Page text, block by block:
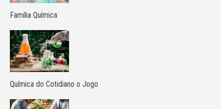
Família Química
Química do Cotidiano o Jogo